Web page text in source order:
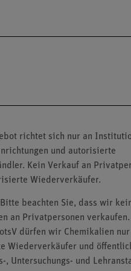
richtet sich nur an
und autorisierte
Kein Verkauf an
Wiederverkäufer.
beachten Sie, dass wir
an Privatpersonen verkaufen.
dürfen wir Chemikalien nur
Wiederverkäufer und
, Untersuchungs- und